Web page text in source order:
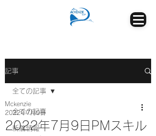
記事
全ての記事
新着情報
全ての記事
2022年7月9日PMスキル
Mckenzie
2022年7月9日